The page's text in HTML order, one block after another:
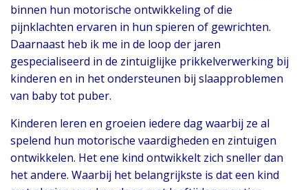
binnen hun motorische ontwikkeling of die
pijnklachten ervaren in hun spieren of gewrichten.
Daarnaast heb ik me in de loop der jaren
gespecialiseerd in de zintuiglijke prikkelverwerking bij
kinderen en in het ondersteunen bij slaapproblemen
van baby tot puber.
Kinderen leren en groeien iedere dag waarbij ze al
spelend hun motorische vaardigheden en zintuigen
ontwikkelen. Het ene kind ontwikkelt zich sneller dan
het andere. Waarbij het belangrijkste is dat een kind